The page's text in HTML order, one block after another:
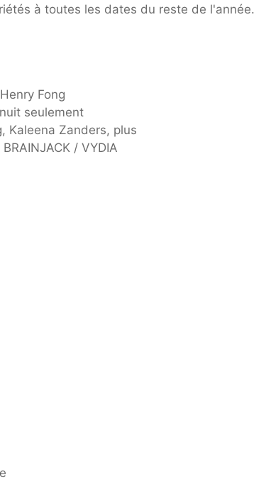
à toutes les dates du reste de l'année.
Fong
seulement
Kaleena Zanders, plus
/ VYDIA